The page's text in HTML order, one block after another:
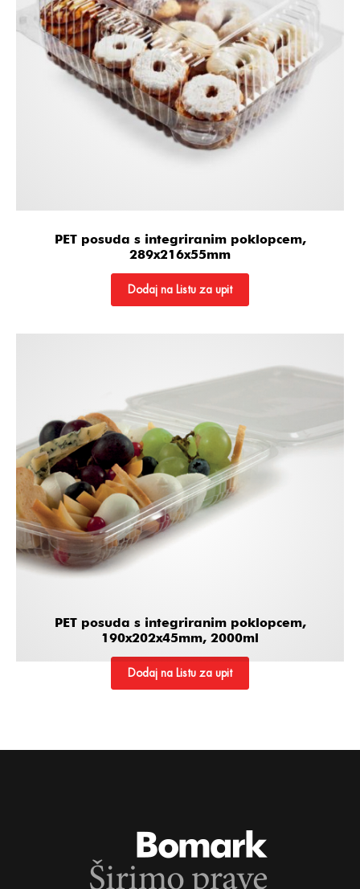
PET posuda s integriranim poklopcem,
289x216x55mm
Dodaj na Listu za upit
PET posuda s integriranim poklopcem,
190x202x45mm, 2000ml
Dodaj na Listu za upit